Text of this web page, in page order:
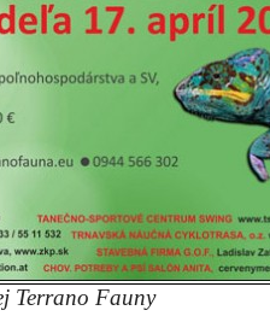
Terrano Fauny